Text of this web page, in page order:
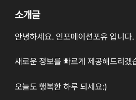
소개글
안녕하세요. 인포메이션포유 입니다.
새로운 정보를 빠르게 제공해드리겠
오늘도 행복한 하루 되세요:)